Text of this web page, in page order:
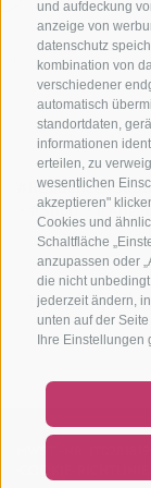
und aufdeckung
anzeige von
datenschutz
kombination von
verschiedener
automatisch
standortdaten,
informationen
erteilen, zu
wesentlichen
akzeptieren"
Cookies und
Schaltfläche
anzupassen oder
die nicht
jederzeit ändern,
unten auf der
Ihre
#Shop
COOKIE-RICHTLINIE